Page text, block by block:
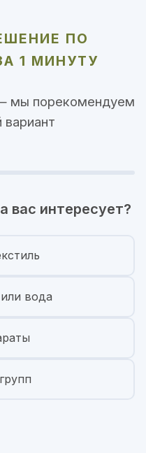
ПО
1 МИНУТУ
мы порекомендуем
вас интересует?
вода